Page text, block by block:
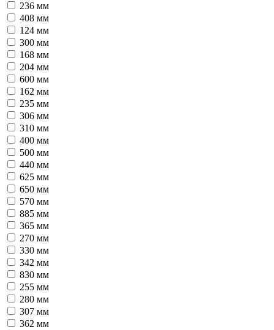
236 мм
408 мм
124 мм
300 мм
168 мм
204 мм
600 мм
162 мм
235 мм
306 мм
310 мм
400 мм
500 мм
440 мм
625 мм
650 мм
570 мм
885 мм
365 мм
270 мм
330 мм
342 мм
830 мм
255 мм
280 мм
307 мм
362 мм